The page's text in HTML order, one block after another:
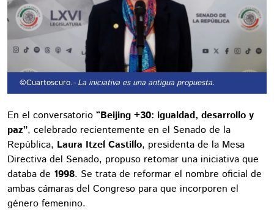
©Cuartoscuro.- La iniciativa es una antigua propuesta.
En el conversatorio “Beijing +30: igualdad, desarrollo y
paz”, celebrado recientemente en el Senado de la
República, Laura Itzel Castillo, presidenta de la Mesa
Directiva del Senado, propuso retomar una iniciativa que
databa de 1998. Se trata de reformar el nombre oficial de
ambas cámaras del Congreso para que incorporen el
género femenino.